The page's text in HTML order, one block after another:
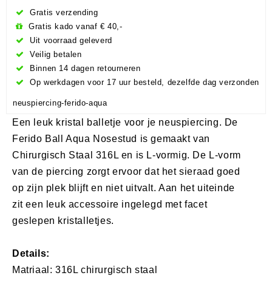
Gratis verzending
Gratis kado vanaf € 40,-
Uit voorraad geleverd
Veilig betalen
Binnen 14 dagen retourneren
Op werkdagen voor 17 uur besteld, dezelfde dag verzonden
neuspiercing-ferido-aqua
Een leuk kristal balletje voor je neuspiercing. De
Ferido Ball Aqua Nosestud is gemaakt van
Chirurgisch Staal 316L en is L-vormig. De L-vorm
van de piercing zorgt ervoor dat het sieraad goed
op zijn plek blijft en niet uitvalt. Aan het uiteinde
zit een leuk accessoire ingelegd met facet
geslepen kristalletjes.
Details:
Matriaal: 316L chirurgisch staal